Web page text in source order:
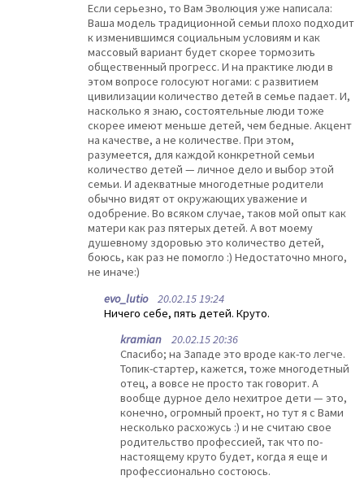
Если серьезно, то Вам Эволюция уже написала:
Ваша модель традиционной семьи плохо подходит
к изменившимся социальным условиям и как
массовый вариант будет скорее тормозить
общественный прогресс. И на практике люди в
этом вопросе голосуют ногами: с развитием
цивилизации количество детей в семье падает. И,
насколько я знаю, состоятельные люди тоже
скорее имеют меньше детей, чем бедные. Акцент
на качестве, а не количестве. При этом,
разумеется, для каждой конкретной семьи
количество детей — личное дело и выбор этой
семьи. И адекватные многодетные родители
обычно видят от окружающих уважение и
одобрение. Во всяком случае, таков мой опыт как
матери как раз пятерых детей. А вот моему
душевному здоровью это количество детей,
боюсь, как раз не помогло :) Недостаточно много,
не иначе:)
evo_lutio20.02.15 19:24
Ничего себе, пять детей. Круто.
kramian 20.02.15 20:36
Спасибо; на Западе это вроде как-то легче.
Топик-стартер, кажется, тоже многодетный
отец, а вовсе не просто так говорит. А
вообще дурное дело нехитрое дети — это,
конечно, огромный проект, но тут я с Вами
несколько расхожусь :) и не считаю свое
родительство профессией, так что по-
настоящему круто будет, когда я еще и
профессионально состоюсь.